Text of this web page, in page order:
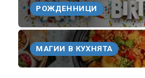
РОЖДЕННИЦИ
МАГИИ В КУХНЯТА